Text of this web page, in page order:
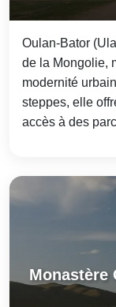
Oulan-Bator
de la Mongolie,
modernité
steppes, elle
accès à des
Monastère